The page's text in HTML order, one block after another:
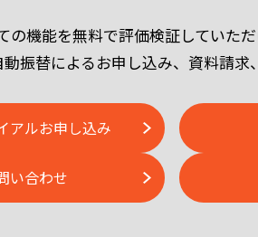
機能を無料で評価検証していただ
振替によるお申し込み、資料請求
アルお申し込み
い合わせ